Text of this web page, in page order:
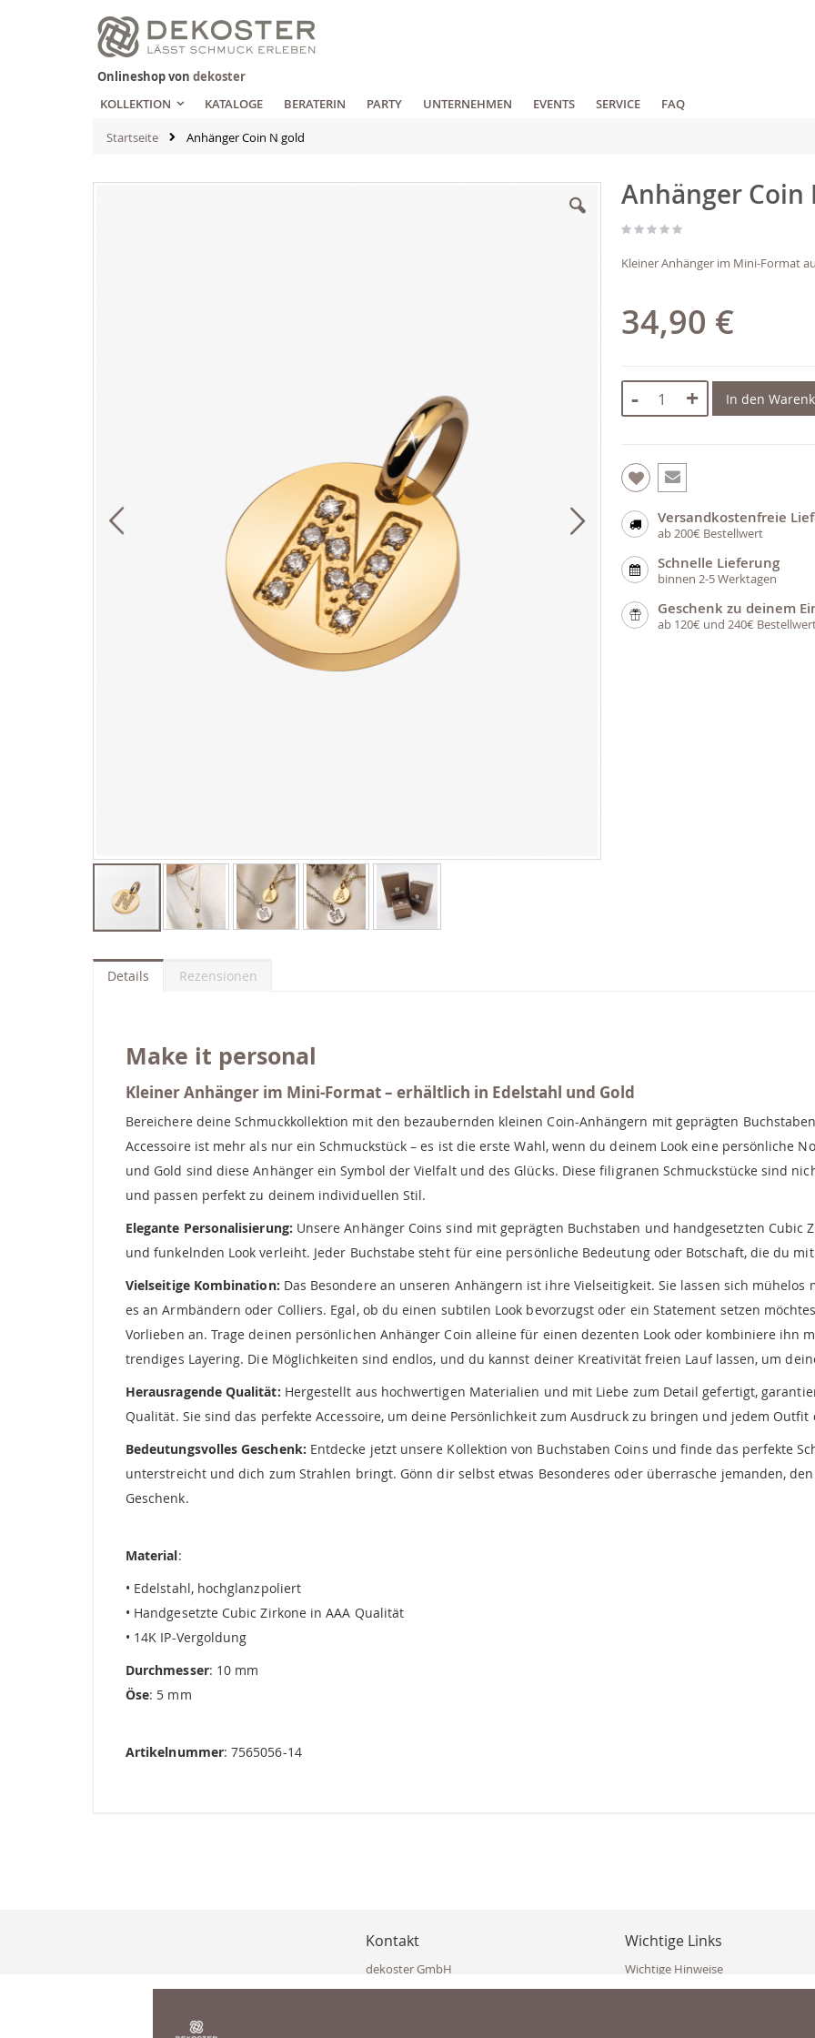
Zum
Inhalt
springen
Onlineshop von dekoster
KOLLEKTION
KATALOGE BERATERIN PARTY UNTERNEHMEN EVENTS SERVICE FAQ
Startseite Anhänger Coin N gold
Anfang
der
Anhänger Coin
Kleiner Anhänger im Mini-Format
34,90 €
- + In den
Versandkostenfreie
ab 200€ Bestellwert
Schnelle Lieferung
binnen 2-5 Werktagen
Geschenk zu deinem
ab 120€ und 240€
Details
Make it personal
Kleiner Anhänger im Mini-Format – erhältlich in Edelstahl und Gold
Bereichere deine Schmuckkollektion mit den bezaubernden kleinen Coin-Anhängern mit geprägten
Accessoire ist mehr als nur ein Schmuckstück – es ist die erste Wahl, wenn du deinem Look eine persönliche
und Gold sind diese Anhänger ein Symbol der Vielfalt und des Glücks. Diese filigranen Schmuckstücke sind
und passen perfekt zu deinem individuellen Stil.
Elegante Personalisierung: Unsere Anhänger Coins sind mit geprägten Buchstaben und handgesetzten Cubic
und funkelnden Look verleiht. Jeder Buchstabe steht für eine persönliche Bedeutung oder Botschaft, die du
Vielseitige Kombination: Das Besondere an unseren Anhängern ist ihre Vielseitigkeit. Sie lassen sich
es an Armbändern oder Colliers. Egal, ob du einen subtilen Look bevorzugst oder ein Statement setzen
Vorlieben an. Trage deinen persönlichen Anhänger Coin alleine für einen dezenten Look oder kombiniere ihn
trendiges Layering. Die Möglichkeiten sind endlos, und du kannst deiner Kreativität freien Lauf lassen, um
Herausragende Qualität: Hergestellt aus hochwertigen Materialien und mit Liebe zum Detail gefertigt,
Qualität. Sie sind das perfekte Accessoire, um deine Persönlichkeit zum Ausdruck zu bringen und jedem Outfit
Bedeutungsvolles Geschenk: Entdecke jetzt unsere Kollektion von Buchstaben Coins und finde das perfekte
unterstreicht und dich zum Strahlen bringt. Gönn dir selbst etwas Besonderes oder überrasche jemanden,
Geschenk.
Material:
• Edelstahl, hochglanzpoliert
• Handgesetzte Cubic Zirkone in AAA Qualität
• 14K IP-Vergoldung
Durchmesser: 10 mm
Öse: 5 mm
Artikelnummer: 7565056-14
Rezensionen
Kontakt
dekoster GmbH
Eisenkappler Str. 10
Wichtige Links
Wichtige Hinweise
Häufig gestellte Fragen (FAQ)